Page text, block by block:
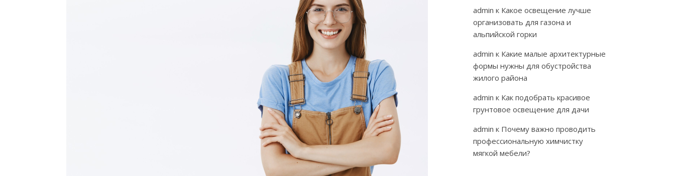
admin к Какое освещение лучше
организовать для газона и
альпийской горки
admin к Какие малые архитектурные
формы нужны для обустройства
жилого района
admin к Как подобрать красивое
грунтовое освещение для дачи
admin к Почему важно проводить
профессиональную химчистку
мягкой мебели?